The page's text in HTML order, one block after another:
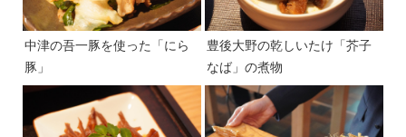
中津の吾一豚を使った「にら
豚」
豊後大野の乾しいたけ「芥子
なば」の煮物